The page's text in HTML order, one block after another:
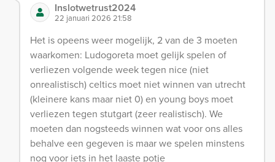
Inslotwetrust2024
22 januari 2026 21:58
Het is opeens weer mogelijk, 2 van de 3 moeten
waarkomen: Ludogoreta moet gelijk spelen of
verliezen volgende week tegen nice (niet
onrealistisch) celtics moet niet winnen van utrecht
(kleinere kans maar niet 0) en young boys moet
verliezen tegen stutgart (zeer realistisch). We
moeten dan nogsteeds winnen wat voor ons alles
behalve een gegeven is maar we spelen minstens
nog voor iets in het laaste potje